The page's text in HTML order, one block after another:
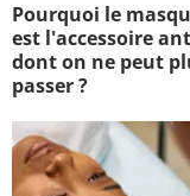
Pourquoi le
est l'accessoire
dont on ne peut
passer ?